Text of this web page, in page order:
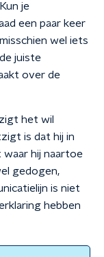
je
een paar keer
wel iets
juiste
over de
het wil
is dat hij in
waar hij naartoe
gedogen,
is niet
hebben